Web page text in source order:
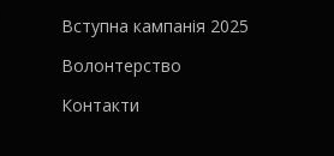
Вступна кампанія 2025
Волонтерство
Контакти